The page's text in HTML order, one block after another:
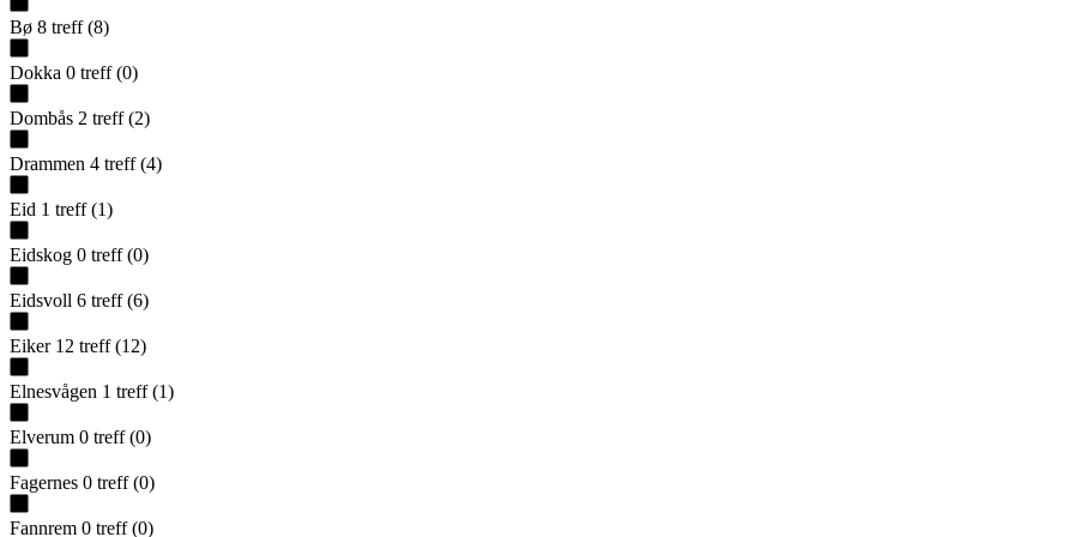
Bø 8 treff (8)
Dokka 0 treff (0)
Dombås 2 treff (2)
Drammen 4 treff (4)
Eid 1 treff (1)
Eidskog 0 treff (0)
Eidsvoll 6 treff (6)
Eiker 12 treff (12)
Elnesvågen 1 treff (1)
Elverum 0 treff (0)
Fagernes 0 treff (0)
Fannrem 0 treff (0)